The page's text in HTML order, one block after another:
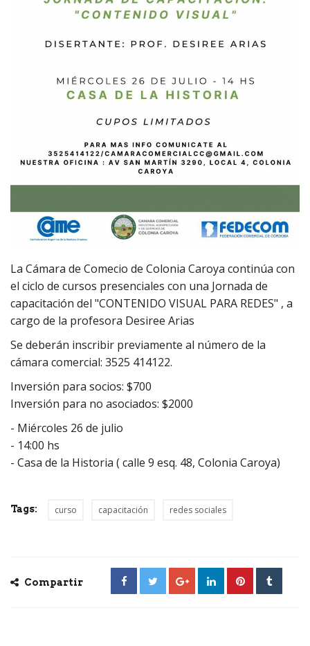
La Cámara de Comecio de Colonia Caroya continúa con
el ciclo de cursos presenciales con una Jornada de
capacitación del "CONTENIDO VISUAL PARA REDES" , a
cargo de la profesora Desiree Arias
Se deberán inscribir previamente al número de la
cámara comercial: 3525 414122.
Inversión para socios: $700
Inversión para no asociados: $2000
- Miércoles 26 de julio
- 14:00 hs
- Casa de la Historia ( calle 9 esq. 48, Colonia Caroya)
Tags: curso capacitación redes sociales
Compartir